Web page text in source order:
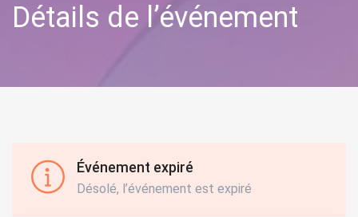
Détails de l’événement
Événement expiré
Désolé, l’événement est expiré